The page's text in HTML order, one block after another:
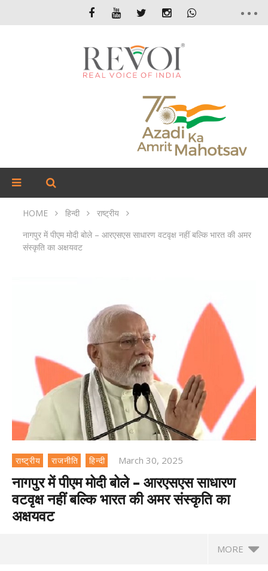
HOME हिन्दी
राष्ट्रीय
नागपुर में पीएम मोदी बोले – आरएसएस साधारण वटवृक्ष नहीं बल्कि भारत की अमर
संस्कृति का अक्षयवट
राष्ट्रीय राजनीति हिन्दी March 30, 2025
नागपुर में पीएम मोदी बोले – आरएसएस साधारण
वटवृक्ष नहीं बल्कि भारत की अमर संस्कृति का
अक्षयवट
MORE